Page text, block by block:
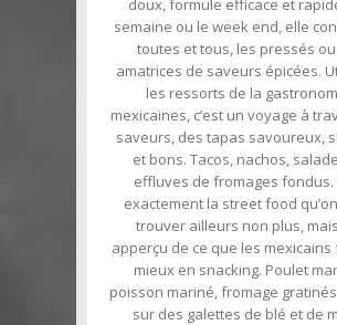
semaine ou le week end, elle
toutes et tous, les pressés
amatrices de saveurs épicées.
les ressorts de la
mexicaines, c’est un voyage à
saveurs, des tapas savoureux,
et bons. Tacos, nachos,
effluves de fromages fondus.
exactement la street food
trouver ailleurs non plus,
apperçu de ce que les mexicains
mieux en snacking. Poulet
poisson mariné, fromage
sur des galettes de blé et de